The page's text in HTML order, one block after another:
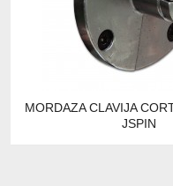
MORDAZA CLAVIJA
JSPIN